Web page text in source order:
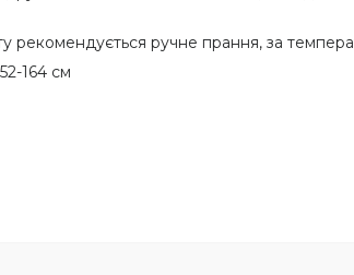
рекомендується ручне прання, за
164 см